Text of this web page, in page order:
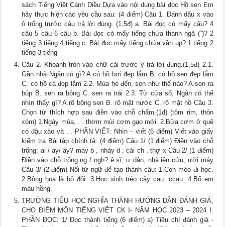
sách Tiếng Việt Cánh Diều Dựa vào nội dung bài đọc Hồ sen Em
hãy thực hiện các yêu cầu sau: (4 điểm) Câu 1. Đánh dấu x vào
ô trống trước câu trả lời đúng. (1,5đ) a. Bài đọc có mấy câu? 4
câu 5 câu 6 câu b. Bài đọc có mấy tiếng chứa thanh ngã (˜)? 2
tiếng 3 tiếng 4 tiếng c. Bài đọc mấy tiếng chứa vần up? 1 tiếng 2
tiếng 3 tiếng
Câu 2. Khoanh tròn vào chữ cái trước ý trả lời đúng.(1,5đ) 2.1.
Gần nhà Ngân có gì? A.có hồ bơi đẹp lắm B. có hồ sen đẹp lắm
C. có hồ cá đẹp lắm 2.2. Mùa hè đến, sen như thế nào? A.sen ra
búp B. sen ra bông C. sen ra trái 2.3. Từ cửa sổ, Ngân có thể
nhìn thấy gì? A.rõ bông sen B. rõ mặt nước C. rõ mặt hồ Câu 3.
Chọn từ thích hợp sau điền vào chỗ chấm.(1đ) (tôm rim, thôn
xóm) 1.Ngày mùa, . . thơm mùi cơm gạo mới. 2.Bữa cơm ở quê
có đậu xào và . . PHẦN VIẾT: Nhìn – viết (6 điểm) Viết vào giấy
kiểm tra Bài tập chính tả: (4 điểm) Câu 1/ (1 điểm) Điền vào chỗ
trống: ai / ay/ ây? máy b , nhảy d , cái ch , thợ x Câu 2/ (1 điểm)
Điền vào chỗ trống ng / ngh? ệ sĩ, ư dân, nhà iên cứu, ười máy
Câu 3/ (2 điểm) Nối từ ngữ để tạo thành câu: 1.Con mèo đi học.
2.Bông hoa là bộ đội. 3.Học sinh trèo cây cau. ccau. 4.Bố em
màu hồng.
TRƯỜNG TIỂU HỌC NGHĨA THÀNH HƯỚNG DẪN ĐÁNH GIÁ,
CHO ĐIỂM MÔN TIẾNG VIỆT CK I- NĂM HỌC 2023 – 2024 I.
PHẦN ĐỌC: 1/ Đọc thành tiếng (6 điểm) a) Tiêu chí đánh giá -